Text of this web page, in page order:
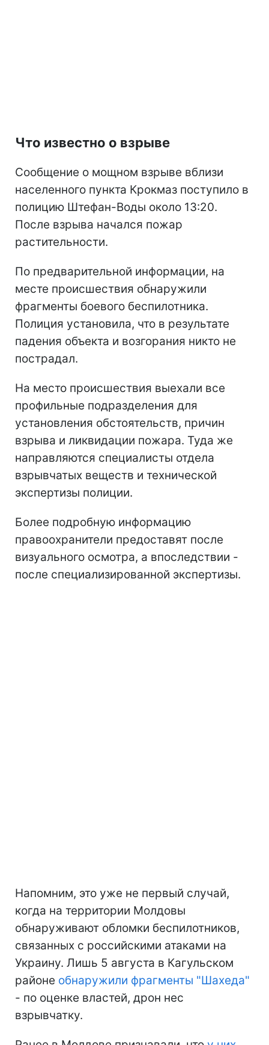
Что известно о взрыве
Сообщение о мощном взрыве вблизи
населенного пункта Крокмаз поступило в
полицию Штефан-Воды около 13:20.
После взрыва начался пожар
растительности.
По предварительной информации, на
месте происшествия обнаружили
фрагменты боевого беспилотника.
Полиция установила, что в результате
падения объекта и возгорания никто не
пострадал.
На место происшествия выехали все
профильные подразделения для
установления обстоятельств, причин
взрыва и ликвидации пожара. Туда же
направляются специалисты отдела
взрывчатых веществ и технической
экспертизы полиции.
Более подробную информацию
правоохранители предоставят после
визуального осмотра, а впоследствии -
после специализированной экспертизы.
Напомним, это уже не первый случай,
когда на территории Молдовы
обнаруживают обломки беспилотников,
связанных с российскими атаками на
Украину. Лишь 5 августа в Кагульском
районе обнаружили фрагменты "Шахеда"
- по оценке властей, дрон нес
взрывчатку.